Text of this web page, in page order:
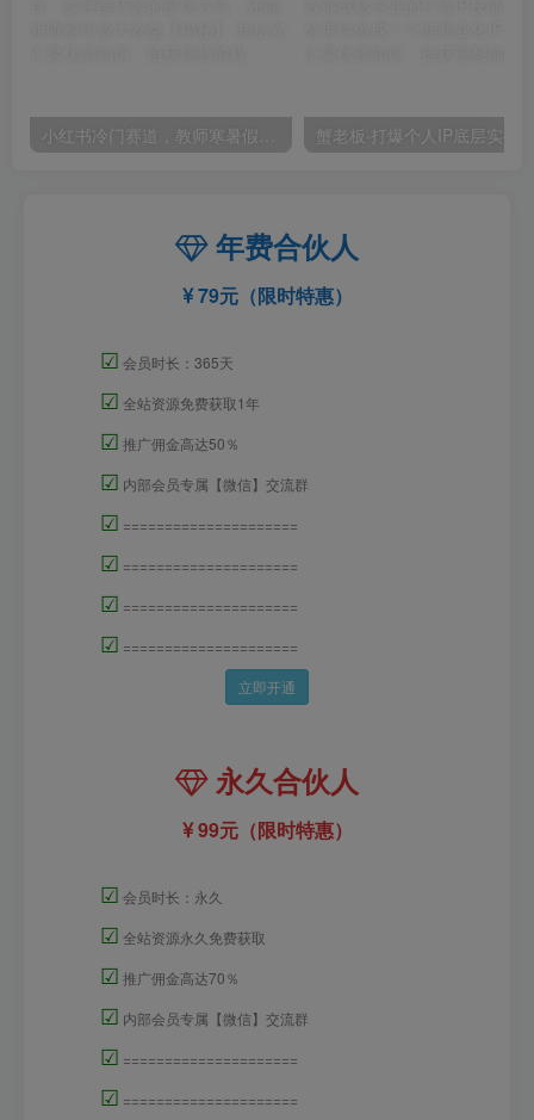
小红书冷门赛道，教师寒暑假项目，多种连环套的变现方式，还能矩阵操作放大收益【揭秘】
年费合伙人
79元（限时特惠）
☑ 会员时长：365天
☑ 全站资源免费获取1年
☑ 推广佣金高达50％
☑ 内部会员专属【微信】交流群
☑ =====================
☑ =====================
☑ =====================
☑ =====================
立即开通
永久合伙人
99元（限时特惠）
☑ 会员时长：永久
☑ 全站资源永久免费获取
☑ 推广佣金高达70％
☑ 内部会员专属【微信】交流群
☑ =====================
☑ =====================